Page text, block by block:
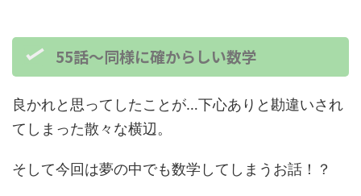
55話～同様に確からしい数学
良かれと思ってしたことが…下心ありと勘違いされ
てしまった散々な横辺。
そして今回は夢の中でも数学してしまうお話！？